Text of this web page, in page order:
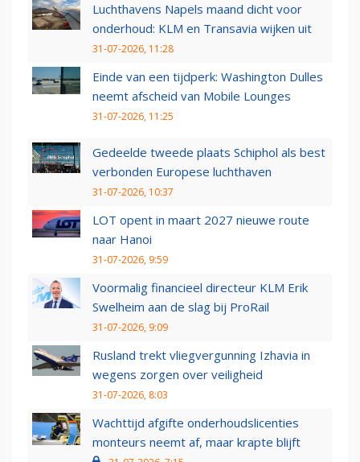
Luchthavens Napels maand dicht voor
onderhoud: KLM en Transavia wijken uit
31-07-2026, 11:28
Einde van een tijdperk: Washington Dulles
neemt afscheid van Mobile Lounges
31-07-2026, 11:25
Gedeelde tweede plaats Schiphol als best
verbonden Europese luchthaven
31-07-2026, 10:37
LOT opent in maart 2027 nieuwe route
naar Hanoi
31-07-2026, 9:59
Voormalig financieel directeur KLM Erik
Swelheim aan de slag bij ProRail
31-07-2026, 9:09
Rusland trekt vliegvergunning Izhavia in
wegens zorgen over veiligheid
31-07-2026, 8:03
Wachttijd afgifte onderhoudslicenties
monteurs neemt af, maar krapte blijft